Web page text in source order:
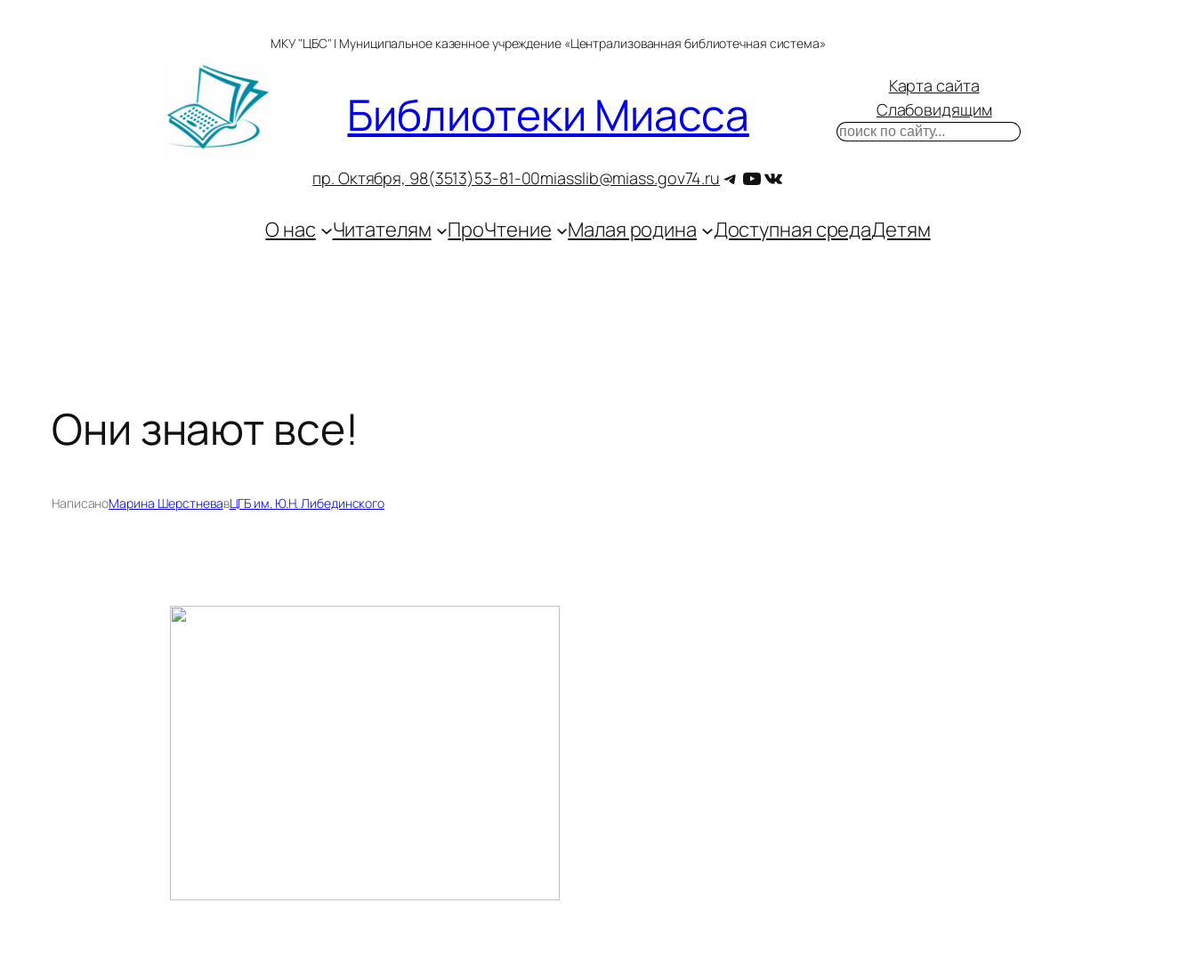
МКУ "ЦБС" | Муниципальное казенное учреждение «Централизованная библиотечная система»
Библиотеки Миасса
пр. Октября, 98(3513)53-81-00miasslib@miass.gov74.ru Telegram
YouTube
ВКонтакте
Карта сайта
Слабовидящим
Поиск
О нас Читателям ПроЧтение Малая родина Доступная средаДетям
Они знают все!
НаписаноМарина ШерстневавЦГБ им. Ю.Н. Либединского